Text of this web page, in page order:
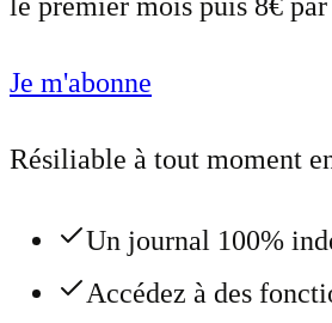
Je m'abonne
Résiliable à tout moment
Un journal 100%
Accédez à des